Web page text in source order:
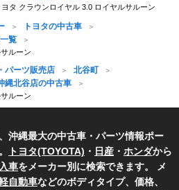
ヨタ クラウンロイヤル 3.0 ロイヤルサルーン
トヨタの中古車
覧
ルーン
パーツ販売店
北谷町
縄北谷店の中古車
ルーン
沖縄最大の中古車・パーツ情報ポー
トヨタ(TOYOTA) ・ 日産 ・ ホンダから
車をメーカー別に検索できます。 メ
自動車などのボディタイプ、価格、